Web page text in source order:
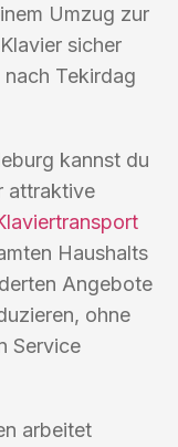
Umzug zur
sicher
Tekirdag
kannst du
attraktive
Haushalts
Angebote
ohne
Service
arbeitet